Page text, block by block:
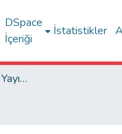
DSpace
İçeriği
İstatistikler
FSM Vakıf Üniversitesi Yayınları / Publications of FSM Vakif University